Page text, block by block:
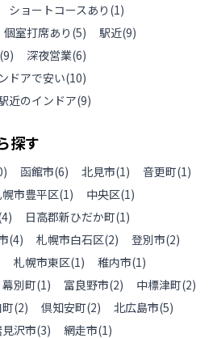
ショートコースあり (1)
個室打席あり (5) 駅近(9)
(9) 深夜営業(6)
ドアで安い(10)
近のインドア(9)
探す
) 函館市(6) 北見市(1) 音更町(1)
市豊平区(1) 中央区(1)
4) 日高郡新ひだか町(1)
(4) 札幌市白石区(2) 登別市(2)
札幌市東区(1) 稚内市(1)
幕別町(1) 富良野市(2) 中標津町(2)
(2) 倶知安町(2) 北広島市(5)
沢市(3) 網走市(1)